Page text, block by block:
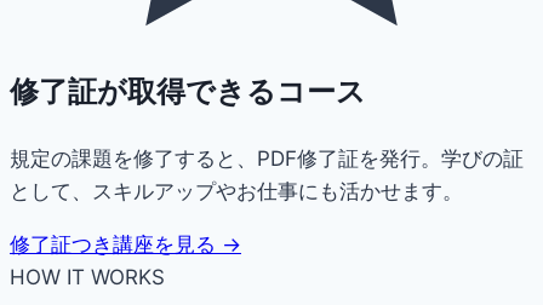
修了証が取得できるコース
規定の課題を修了すると、PDF修了証を発行。学びの証
として、スキルアップやお仕事にも活かせます。
修了証つき講座を見る →
HOW IT WORKS